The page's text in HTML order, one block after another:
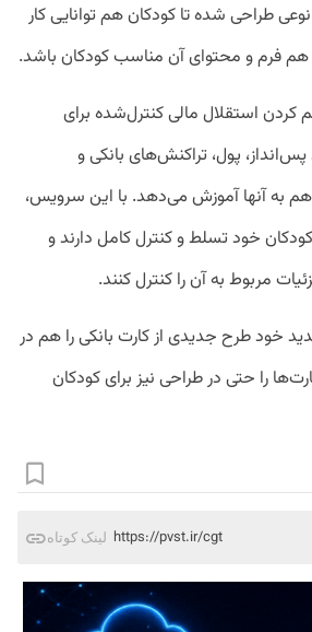
طراحی شده تا کودکان هم توانایی کار
و هم فرم و محتوای آن مناسب کودکان باشد.
استقلال مالی کنترل‌شده برای
پول، تراکنش‌های بانکی و
به آنها آموزش می‌دهد. با این سرویس،
خود تسلط و کنترل کامل دارند و
مربوط به آن را کنترل کنند.
خود طرح جدیدی از کارت بانکی را هم در
را حتی در طراحی نیز برای کودکان
لینک کوتاه https://pvst.ir/cgt